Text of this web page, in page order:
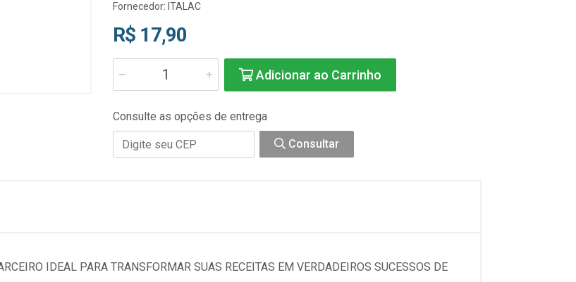
Fornecedor: ITALAC
R$ 17,90
Adicionar ao Carrinho
Consulte as opções de entrega
Consultar
IDEAL PARA TRANSFORMAR SUAS RECEITAS EM VERDADEIROS SUCESSOS DE